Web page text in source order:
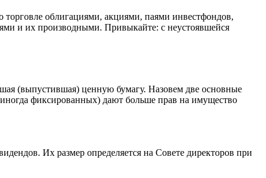
облигациями, акциями, паями инвестфондов,
и их производными. Привыкайте: с неустоявшейся
(выпустившая) ценную бумагу. Назовем две основные
фиксированных) дают больше прав на имущество
Их размер определяется на Совете директоров при